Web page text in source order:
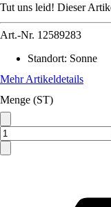
Tut uns leid! Dieser
Art.-Nr. 12589283
Standort: Sonne
Mehr Artikeldetails
Menge (ST)